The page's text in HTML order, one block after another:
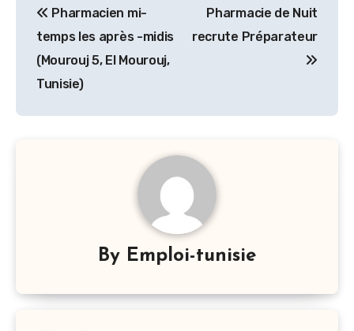
de
l’article
Pharmacien mi-
temps les après -midis
(Mourouj 5, El Mourouj,
Tunisie)
Pharmacie de Nuit
recrute Préparateur
By Emploi-tunisie